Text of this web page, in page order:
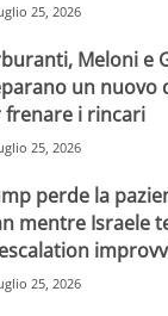
25, 2026
Meloni e
un nuovo
frenare i rincari
25, 2026
perde la
mentre Israele
25, 2026